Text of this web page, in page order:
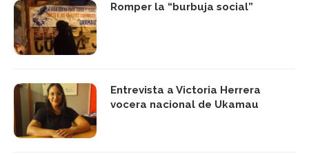
Romper la “burbuja social”
Entrevista a Victoria Herrera
vocera nacional de Ukamau